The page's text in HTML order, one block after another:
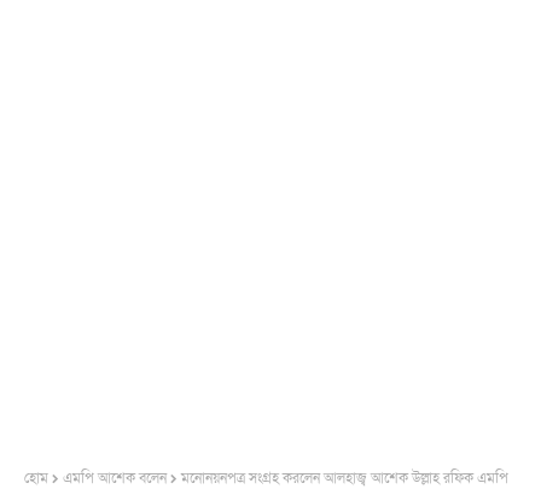
হোম এমপি আশেক বলেন মনোনয়নপত্র সংগ্রহ করলেন আলহাজ্ব আশেক উল্লাহ রফিক এমপি